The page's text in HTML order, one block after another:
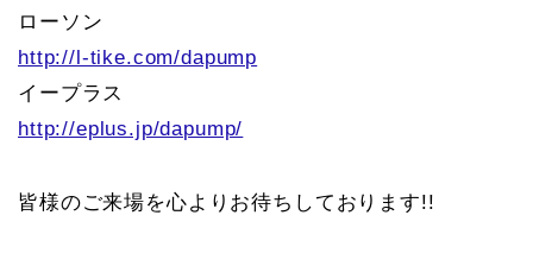
ローソン
http://l-tike.com/dapump
イープラス
http://eplus.jp/dapump/
皆様のご来場を心よりお待ちしております!!